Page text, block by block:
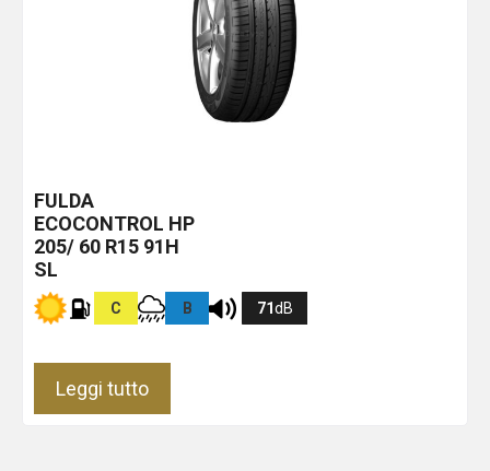
FULDA
ECOCONTROL HP
205/ 60 R15 91H
SL
C B 71dB
Leggi tutto